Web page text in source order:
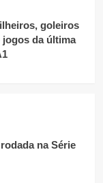
goleiros
jogos da última
na Série